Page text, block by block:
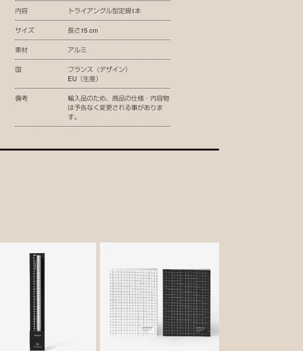
内容 トライアングル型定規1本
サイズ 長さ15 cm
素材 アルミ
国
フランス（デザイン）
EU（生産）
備考
輸入品のため、商品の仕様・内容物
は予告なく変更される事がありま
す。